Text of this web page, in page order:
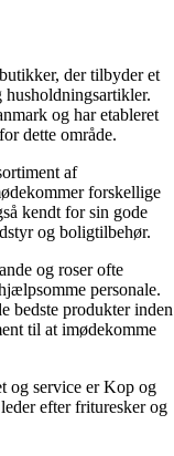
der tilbyder et
og har etableret
dette område.
af
forskellige
kendt for sin gode
og boligtilbehør.
og roser ofte
personale.
bedste produkter inden
til at imødekomme
og service er Kop og
efter frituresker og